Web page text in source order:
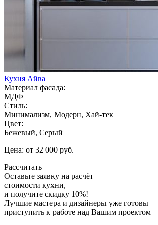
Кухня Айва
Материал фасада:
МДФ
Стиль:
Минимализм, Модерн, Хай-тек
Цвет:
Бежевый, Серый
Цена: от 32 000 руб.
Рассчитать
Оставьте заявку на расчёт
стоимости кухни,
и получите скидку 10%!
Лучшие мастера и дизайнеры уже готовы
приступить к работе над Вашим проектом